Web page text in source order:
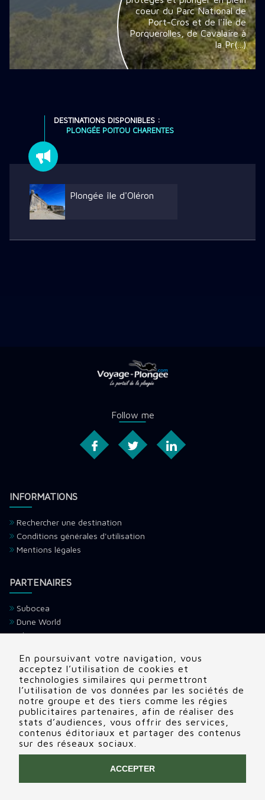
coeur du Parc National de
Port-Cros et de l'île de
Porquerolles, de Cavalaire à
la Pr(...)
DESTINATIONS DISPONIBLES :
PLONGÉE POITOU CHARENTES
Plongée île d'Oléron
Follow me
INFORMATIONS
Rechercher une destination
Conditions générales d'utilisation
Mentions légales
PARTENAIRES
Subocea
Dune World
Ultramarina
Devenir partenaire
CONTACTS
Adresse:22 rue Edouard, Clamart (92140), France
Tél:+336 69 72 88 86
Contactez nous
En poursuivant votre navigation, vous
acceptez l’utilisation de cookies et
technologies similaires qui permettront
l’utilisation de vos données par les sociétés de
notre groupe et des tiers comme les régies
publicitaires partenaires, afin de réaliser des
stats d’audiences, vous offrir des services,
contenus éditoriaux et partager des contenus
sur des réseaux sociaux.
ACCEPTER